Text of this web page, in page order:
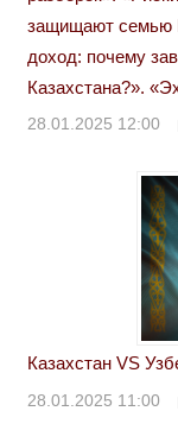
защищают семью
доход: почему
Казахстана?».
28.01.2025 12:00
Казахстан VS
28.01.2025 11:00